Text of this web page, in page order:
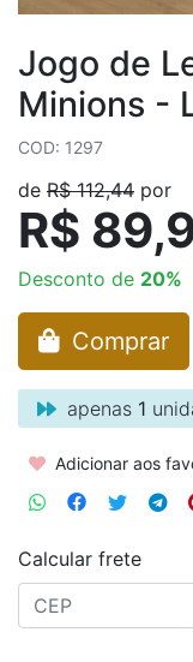
Jogo de
Minions -
COD: 1297
de R$ 112,44 por
R$
Desconto de 20%
Comprar
apenas 1
Adicionar aos
Calcular frete